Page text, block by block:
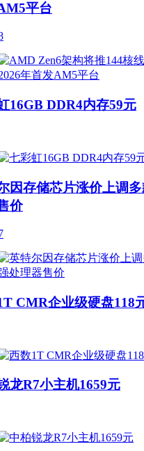
平台
16GB DDR4内存59元
因存储芯片涨价上调
价
CMR企业级硬盘118
龙R7小主机1659元